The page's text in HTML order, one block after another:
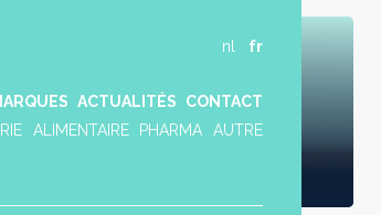
nl fr
ACTUALITÉS
CONTACT
ALIMENTAIRE PHARMA AUTRE